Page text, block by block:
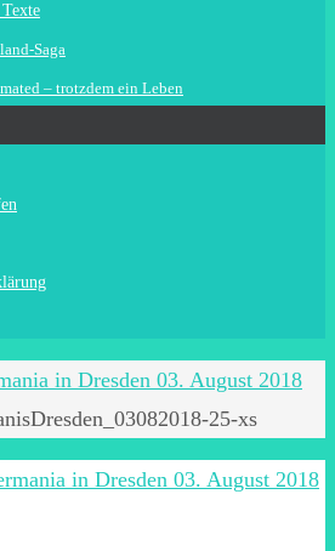
Saga
– trotzdem ein Leben
in Dresden 03. August 2018
25-xs
in Dresden 03. August 2018